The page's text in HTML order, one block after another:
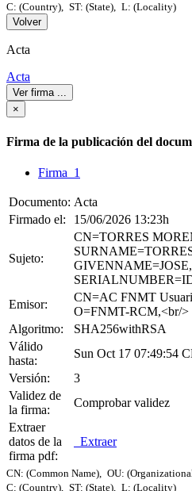
C: (Country), ST: (State), L: (Locality)
Volver
Acta
Acta
Ver firma ...
×
Firma de la publicación del
Firma 1
Documento: Acta
Firmado el:
15/06/2026 13:23h
Sujeto:
CN=TORRES
GIVENNAME=JOSE,
Emisor:
CN=AC FNMT
O=FNMT-RCM,<br/>
Algoritmo:
SHA256withRSA
Válido
hasta:
Sun Oct 17 07:49:54
Versión:
3
Validez de
la firma:
Comprobar validez
Extraer
datos de la
firma pdf:
Extraer
CN: (Common Name), OU:
C: (Country),
ST: (State), L: (Locality)